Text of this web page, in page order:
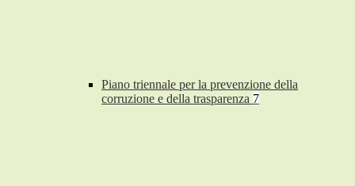
Piano triennale per la prevenzione della
corruzione e della trasparenza 7